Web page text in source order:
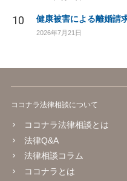
10 健康被害による離婚請
2026年7月21日
ココナラ法律相談について
ココナラ法律相談とは
法律Q&A
法律相談コラム
ココナラとは